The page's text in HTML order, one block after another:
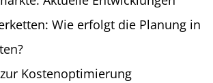
Wie erfolgt die Planung in
Kostenoptimierung